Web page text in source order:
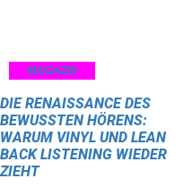
MAGAZIN
DIE RENAISSANCE DES
BEWUSSTEN HÖRENS:
WARUM VINYL UND LEAN
BACK LISTENING WIEDER
ZIEHT